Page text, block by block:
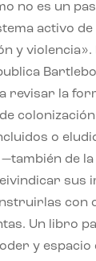
no es un
activo
y violencia».
revisar la
o
—también de
sus
con
Un libro
y espacio